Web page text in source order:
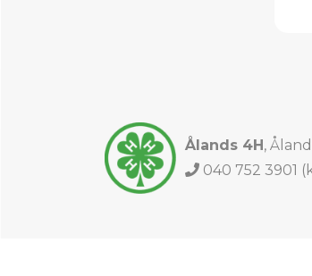
Ålands 4H,
Phone number
040 752 3901